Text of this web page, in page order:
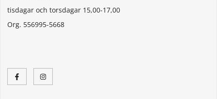
tisdagar och torsdagar 15,00-17,00
Org. 556995-5668